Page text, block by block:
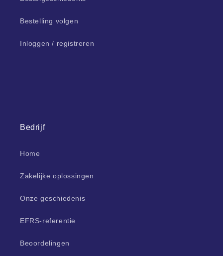
Bestelling volgen
Inloggen / registreren
Bedrijf
Home
Zakelijke oplossingen
Onze geschiedenis
EFRS-referentie
Beoordelingen